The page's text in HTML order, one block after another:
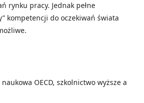
OECD szkolnictwo wyższe a
rynku pracy. Jednak pełne
kompetencji do oczekiwań świata